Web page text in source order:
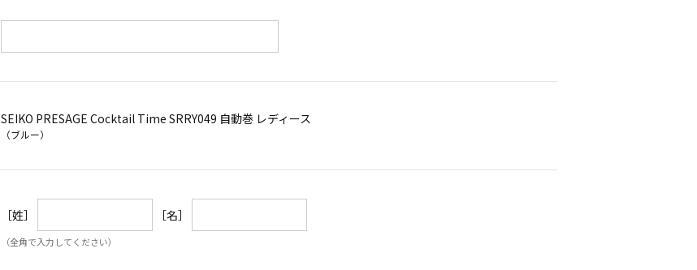
SEIKO PRESAGE Cocktail Time SRRY049 自動巻 レディース
（ブルー）
［姓］ ［名］
（全角で入力してください）